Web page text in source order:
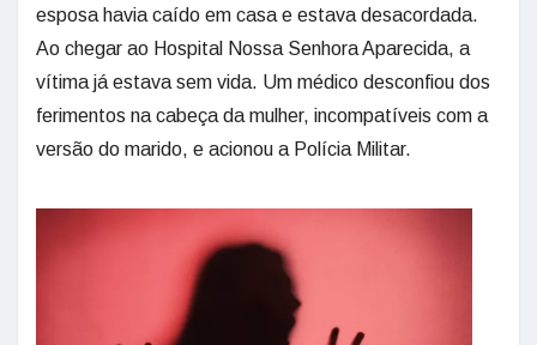
esposa havia caído em casa e estava desacordada.
Ao chegar ao Hospital Nossa Senhora Aparecida, a
vítima já estava sem vida. Um médico desconfiou dos
ferimentos na cabeça da mulher, incompatíveis com a
versão do marido, e acionou a Polícia Militar.